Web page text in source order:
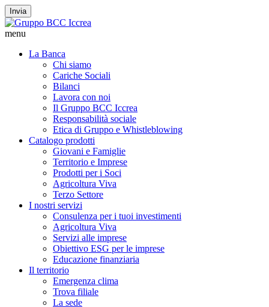
Invia
menu
La Banca
Chi siamo
Cariche Sociali
Bilanci
Lavora con noi
Il Gruppo BCC Iccrea
Responsabilità sociale
Etica di Gruppo e Whistleblowing
Catalogo prodotti
Giovani e Famiglie
Territorio e Imprese
Prodotti per i Soci
Agricoltura Viva
Terzo Settore
I nostri servizi
Consulenza per i tuoi investimenti
Agricoltura Viva
Servizi alle imprese
Obiettivo ESG per le imprese
Educazione finanziaria
Il territorio
Emergenza clima
Trova filiale
La sede